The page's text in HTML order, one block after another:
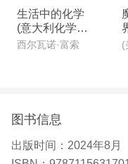
生活中的化学
(意大利化学家
解读生活的化
看化学如何构
筑你生活中的
每一天!)
西尔瓦诺·富索
图书信息
出版时间： 2024年8月